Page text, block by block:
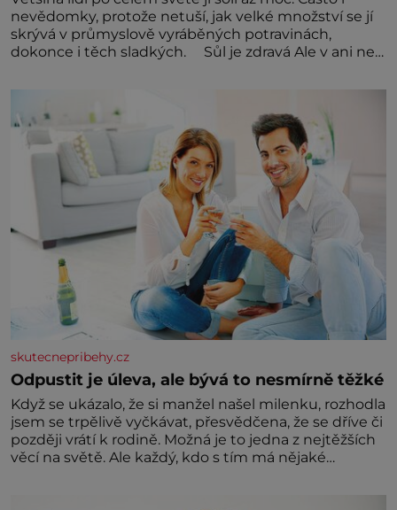
nevědomky, protože netuší, jak velké množství se jí
skrývá v průmyslově vyráběných potravinách,
dokonce i těch sladkých. Sůl je zdravá Ale v ani ne
běžné. Její základní složky– sodík a chlór – jsou
skutecnepribehy.cz
Odpustit je úleva, ale bývá to nesmírně těžké
Když se ukázalo, že si manžel našel milenku, rozhodla
jsem se trpělivě vyčkávat, přesvědčena, že se dříve či
později vrátí k rodině. Možná je to jedna z nejtěžších
věcí na světě. Ale každý, kdo s tím má nějaké